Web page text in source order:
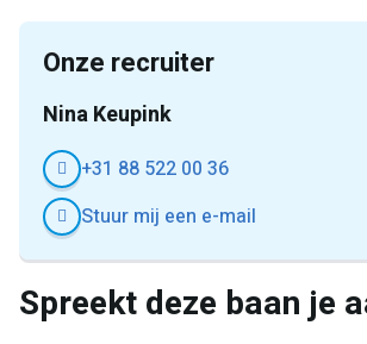
Onze recruiter
Nina Keupink
+31 88 522 00 36
Stuur mij een e-mail
Spreekt deze baan je